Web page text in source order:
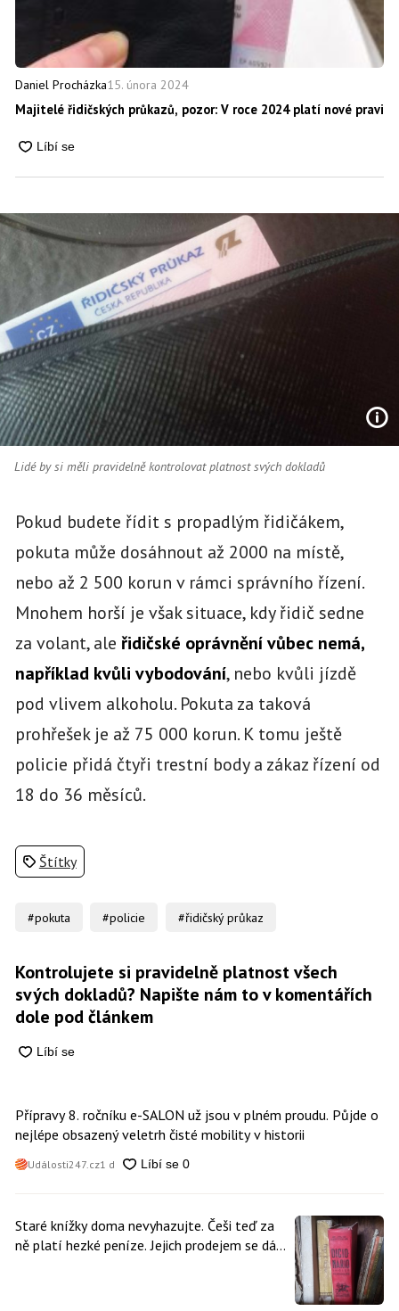
Daniel Procházka15. února 2024
Majitelé řidičských průkazů, pozor: V roce 2024 platí nové
Lidé by si měli pravidelně kontrolovat platnost svých dokladů
Pokud budete řídit s propadlým řidičákem,
pokuta může dosáhnout až 2000 na místě,
nebo až 2 500 korun v rámci správního řízení.
Mnohem horší je však situace, kdy řidič sedne
za volant, ale řidičské oprávnění vůbec nemá,
například kvůli vybodování, nebo kvůli jízdě
pod vlivem alkoholu. Pokuta za taková
prohřešek je až 75 000 korun. K tomu ještě
policie přidá čtyři trestní body a zákaz řízení od
18 do 36 měsíců.
Štítky
#pokuta #policie #řidičský průkaz
Kontrolujete si pravidelně platnost všech
svých dokladů? Napište nám to v komentářích
dole pod článkem
Přípravy 8. ročníku e-SALON už jsou v plném proudu. Půjde o
nejlépe obsazený veletrh čisté mobility v historii
Události247.cz1 d
Staré knížky doma nevyhazujte. Češi teď za
ně platí hezké peníze. Jejich prodejem se dá